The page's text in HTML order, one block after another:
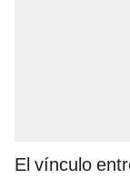
El vínculo